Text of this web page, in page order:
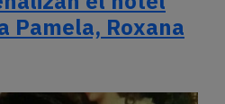
Pamela, Roxana